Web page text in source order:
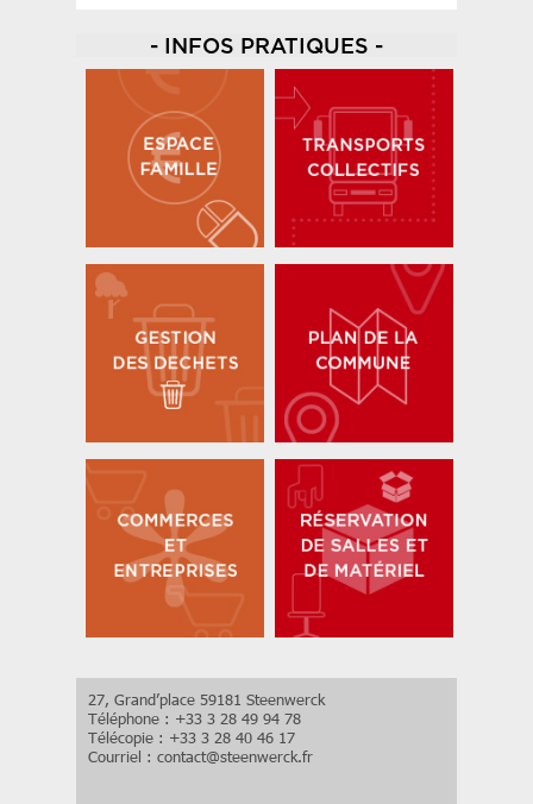
- INFOS PRATIQUES -
27, Grand’place 59181 Steenwerck
Téléphone : +33 3 28 49 94 78
Télécopie : +33 3 28 40 46 17
Courriel : contact@steenwerck.fr